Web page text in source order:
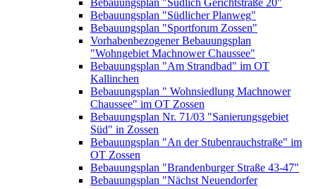
Bebauungsplan "Südlich Gerichtstraße 20"
Bebauungsplan "Südlicher Planweg"
Bebauungsplan "Sportforum Zossen"
Vorhabenbezogener Bebauungsplan
"Wohngebiet Machnower Chaussee"
Bebauungsplan "Am Strandbad" im OT
Kallinchen
Bebauungsplan " Wohnsiedlung Machnower
Chaussee" im OT Zossen
Bebauungsplan Nr. 71/03 "Sanierungsgebiet
Süd" in Zossen
Bebauungsplan "An der Stubenrauchstraße" im
OT Zossen
Bebauungsplan "Brandenburger Straße 43-47"
Bebauungsplan "Nächst Neuendorfer